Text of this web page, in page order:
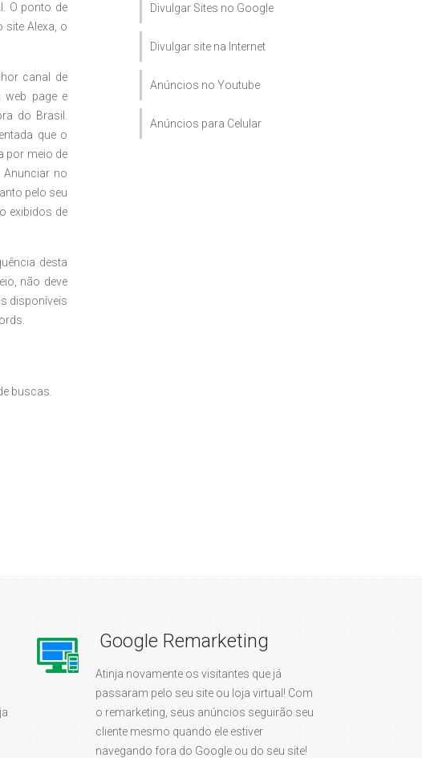
Divulgar Sites no Google
Divulgar site na Internet
Anúncios no Youtube
Anúncios para Celular
O ponto de
site Alexa, o
canal de
web page e
do Brasil.
que o
por meio de
no
pelo seu
exibidos de
desta
não deve
disponíveis
buscas.
Google Remarketing
Atinja novamente os visitantes que já
passaram pelo seu site ou loja virtual! Com
o remarketing, seus anúncios seguirão seu
cliente mesmo quando ele estiver
navegando fora do Google ou do seu site!